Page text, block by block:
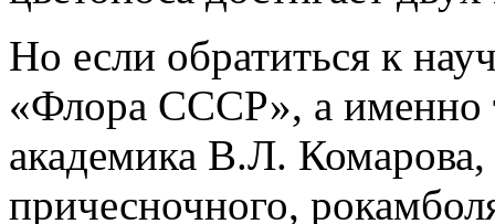
Но если обратиться к
«Флора СССР», а именно
академика В.Л. Комарова,
причесночного,